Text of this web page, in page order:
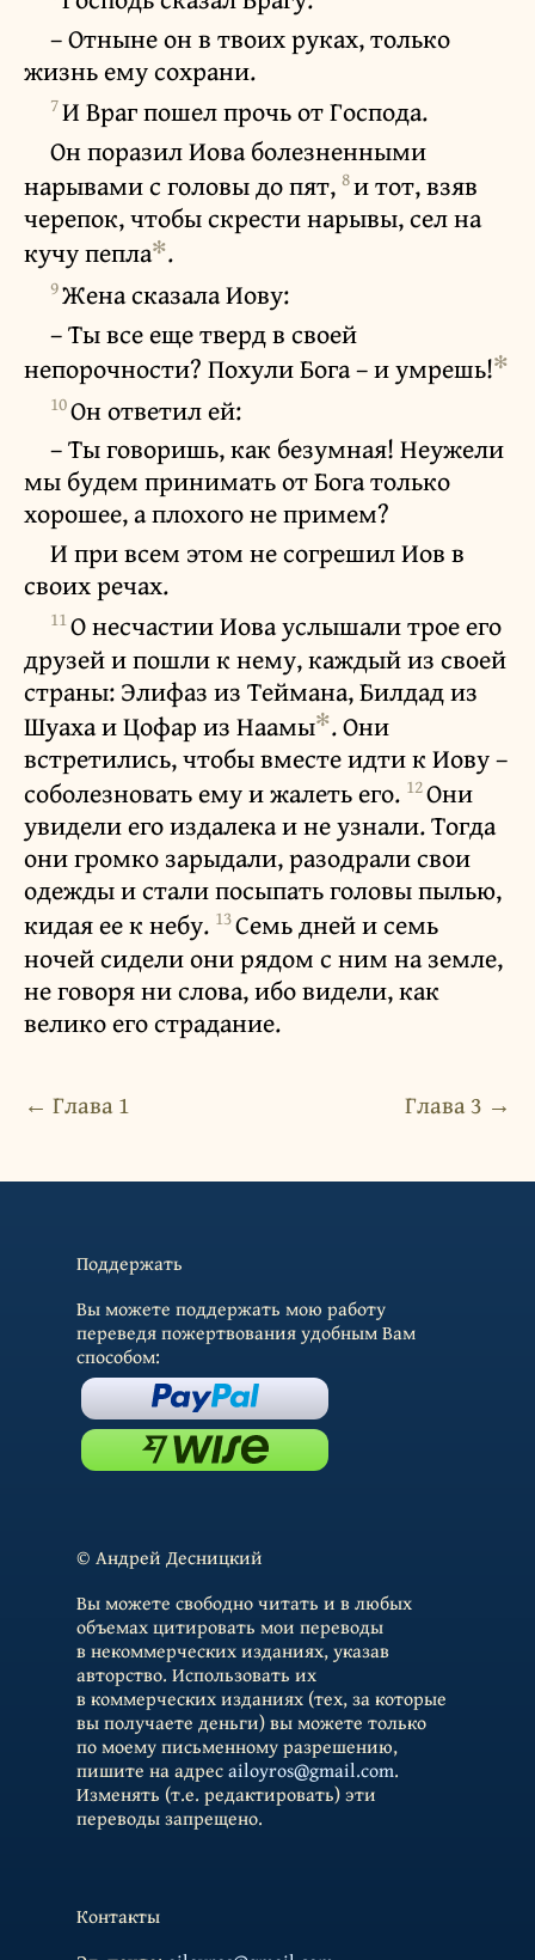
– Отныне он в твоих руках, только
жизнь ему сохрани.
7И Враг пошел прочь от Господа.
Он поразил Иова болезненными
нарывами с головы до пят, 8и тот, взяв
черепок, чтобы скрести нарывы, сел на
кучу пепла✻.
9Жена сказала Иову:
– Ты все еще тверд в своей
непорочности? Похули Бога – и умрешь!✻
10Он ответил ей:
– Ты говоришь, как безумная! Неужели
мы будем принимать от Бога только
хорошее, а плохого не примем?
И при всем этом не согрешил Иов в
своих речах.
11О несчастии Иова услышали трое его
друзей и пошли к нему, каждый из своей
страны: Элифаз из Теймана, Билдад из
Шуаха и Цофар из Наамы✻. Они
встретились, чтобы вместе идти к Иову –
соболезновать ему и жалеть его. 12Они
увидели его издалека и не узнали. Тогда
они громко зарыдали, разодрали свои
одежды и стали посыпать головы пылью,
кидая ее к небу. 13Семь дней и семь
ночей сидели они рядом с ним на земле,
не говоря ни слова, ибо видели, как
велико его страдание.
← Глава 1 Глава 3 →
Поддержать
Вы можете поддержать мою работу
переведя пожертвования удобным Вам
способом:
© Андрей Десницкий
Вы можете свободно читать и в любых
объемах цитировать мои переводы
в некоммерческих изданиях, указав
авторство. Использовать их
в коммерческих изданиях (тех, за которые
вы получаете деньги) вы можете только
по моему письменному разрешению,
пишите на адресailoyros@gmail.com.
Изменять (т.е. редактировать) эти
переводы запрещено.
Контакты